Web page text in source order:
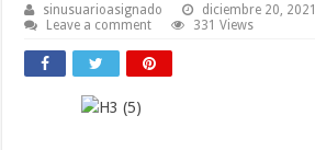
sinusuarioasignado
diciembre 20, 2021
Leave a comment
331 Views